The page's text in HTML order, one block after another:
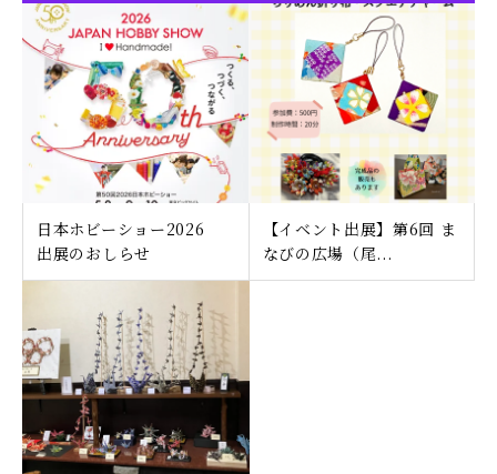
日本ホビーショー2026
出展のおしらせ
【イベント出展】第6回 ま
なびの広場（尾...